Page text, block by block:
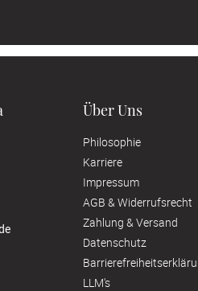
Über Uns
Philosophie
Karriere
Impressum
AGB & Widerrufsrecht
Zahlung & Versand
Datenschutz
LLM's